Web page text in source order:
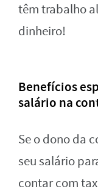
têm trabalho
dinheiro!
Benefícios
salário na
Se o dono da
seu salário
contar com